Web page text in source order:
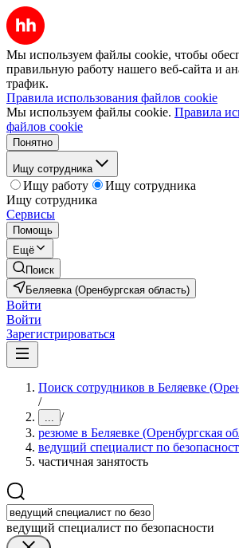
Мы используем файлы cookie, чтобы
правильную работу нашего веб-сайта и
трафик.
Правила использования файлов cookie
Мы используем файлы cookie. Правила
файлов cookie
Понятно
Ищу сотрудника
Ищу работу
Ищу сотрудника
Ищу сотрудника
Сервисы
Помощь
Ещё
Поиск
Беляевка (Оренбургская область)
Войти
Войти
Зарегистрироваться
Поиск сотрудников в Беляевке
/
... /
резюме в Беляевке (Оренбургская
ведущий специалист по
частичная занятость
ведущий специалист по безопасности